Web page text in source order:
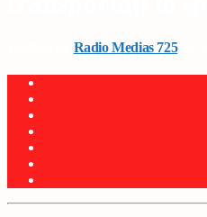
Radio Medias 725on